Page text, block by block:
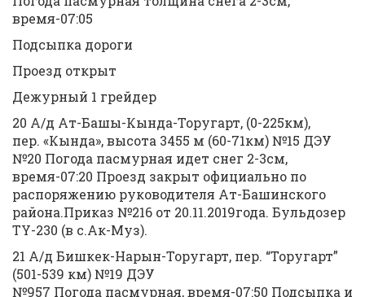
время-07:05
Подсыпка дороги
Проезд открыт
Дежурный 1 грейдер
20 А/д Ат-Башы-Кында-Торугарт, (0-225км),
пер. «Кында», высота 3455 м (60-71км) №15 ДЭУ
№20 Погода пасмурная идет снег 2-3см,
время-07:20 Проезд закрыт официально по
распоряжению руководителя Ат-Башинского
района.Приказ №216 от 20.11.2019года. Бульдозер
TY-230 (в с.Ак-Муз).
21 А/д Бишкек-Нарын-Торугарт, пер. “Торугарт”
(501-539 км) №19 ДЭУ
№957 Погода пасмурная, время-07:50 Подсыпка и